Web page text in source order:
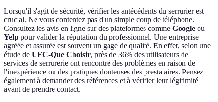
Lorsqu'il s'agit de sécurité, vérifier les antécédents du serrurier est
crucial. Ne vous contentez pas d'un simple coup de téléphone.
Consultez les avis en ligne sur des plateformes comme Google ou
Yelp pour valider la réputation du professionnel. Une entreprise
agréée et assurée est souvent un gage de qualité. En effet, selon une
étude de UFC-Que Choisir, près de 36% des utilisateurs de
services de serrurerie ont rencontré des problèmes en raison de
l'inexpérience ou des pratiques douteuses des prestataires. Pensez
également à demander des références et à vérifier leur légitimité
avant de prendre contact.